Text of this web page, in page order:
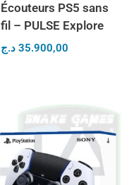
Écouteurs PS5 sans
fil – PULSE Explore
35.900,00 د.ج